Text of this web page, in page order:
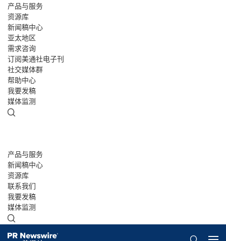
产品与服务
资源库
新闻稿中心
亚太地区
需求咨询
订阅美通社电子刊
社交媒体群
帮助中心
我要发稿
媒体监测
产品与服务
新闻稿中心
资源库
联系我们
我要发稿
媒体监测
概览 美通说传播 演讲资料/报告